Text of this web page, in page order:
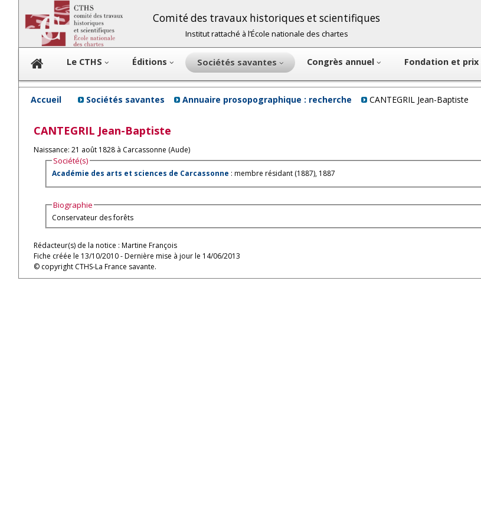
Comité des travaux historiques et scientifiques
Institut rattaché à l’École nationale des chartes
Le CTHS Éditions Sociétés savantes Congrès annuel Fondation et prix
Accueil Sociétés savantes Annuaire prosopographique : recherche CANTEGRIL Jean-Baptiste
CANTEGRIL Jean-Baptiste
Naissance: 21 août 1828 à Carcassonne (Aude)
Société(s)
Académie des arts et sciences de Carcassonne : membre résidant (1887), 1887
Biographie
Conservateur des forêts
Rédacteur(s) de la notice : Martine François
Fiche créée le 13/10/2010 - Dernière mise à jour le 14/06/2013
© copyright CTHS-La France savante.